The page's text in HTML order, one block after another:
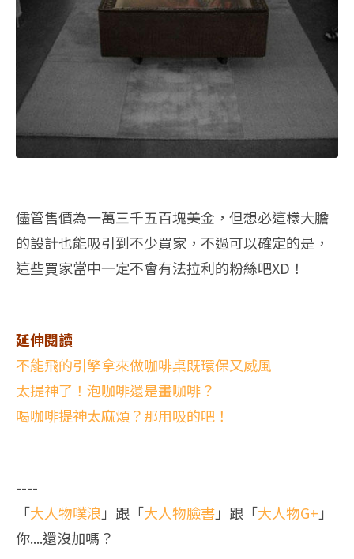
儘管售價為一萬三千五百塊美金，但想必這樣大膽
的設計也能吸引到不少買家，不過可以確定的是，
這些買家當中一定不會有法拉利的粉絲吧XD！
延伸閱讀
不能飛的引擎拿來做咖啡桌既環保又威風
太提神了！泡咖啡還是畫咖啡？
喝咖啡提神太麻煩？那用吸的吧！
----
「大人物噗浪 」跟「大人物臉書」跟「大人物G+ 」
你....還沒加嗎？